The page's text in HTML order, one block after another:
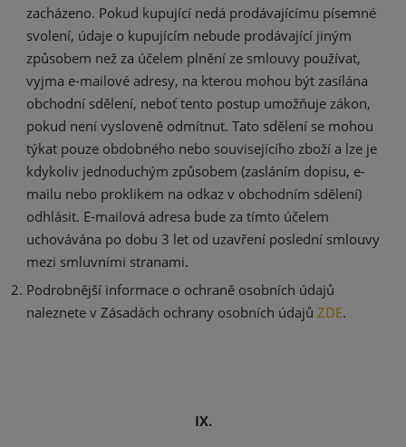
zacházeno. Pokud kupující nedá prodávajícímu písemné
svolení, údaje o kupujícím nebude prodávající jiným
způsobem než za účelem plnění ze smlouvy používat,
vyjma e-mailové adresy, na kterou mohou být zasílána
obchodní sdělení, neboť tento postup umožňuje zákon,
pokud není vysloveně odmítnut. Tato sdělení se mohou
týkat pouze obdobného nebo souvisejícího zboží a lze je
kdykoliv jednoduchým způsobem (zasláním dopisu, e-
mailu nebo proklikem na odkaz v obchodním sdělení)
odhlásit. E-mailová adresa bude za tímto účelem
uchovávána po dobu 3 let od uzavření poslední smlouvy
mezi smluvními stranami.
Podrobnější informace o ochraně osobních údajů
naleznete v Zásadách ochrany osobních údajůZDE.
IX.